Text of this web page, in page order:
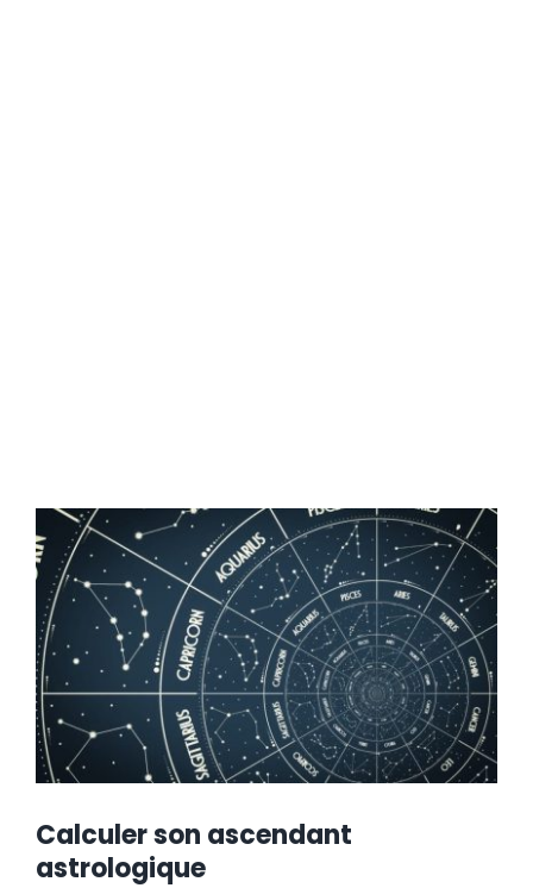
Calculer son ascendant
astrologique